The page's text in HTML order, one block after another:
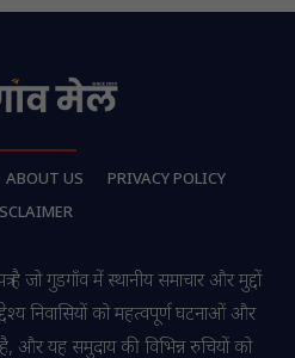
ABOUT US
PRIVACY POLICY
जो गुडगाँव में स्थानीय समाचार और मुद्दों
निवासियों को महत्वपूर्ण घटनाओं और
और यह समुदाय की विभिन्न रुचियों को